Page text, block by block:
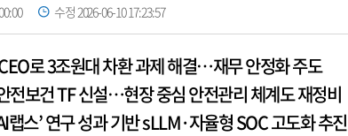
수정 2026-06-10 17:23:57
로 3조원대 차환 과제 해결…재무 안정화 주도
전보건 TF 신설…현장 중심 안전관리 체계도 재정비
랩스’ 연구 성과 기반 sLLM·자율형 SOC 고도화 추진